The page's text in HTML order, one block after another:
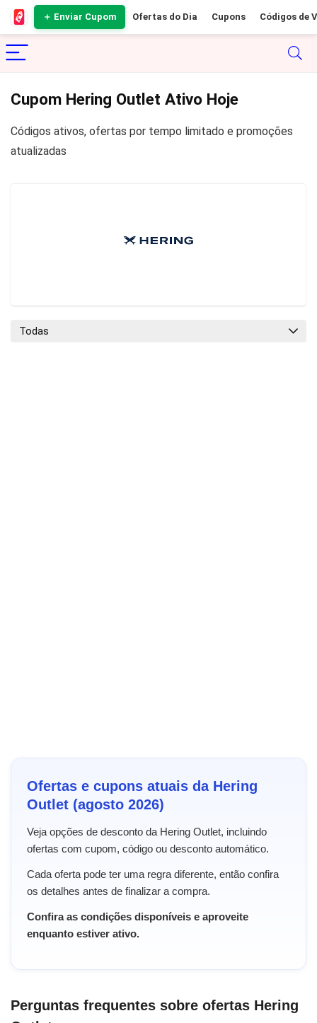
＋ Enviar Cupom Ofertas do Dia Cupons Códigos de
Cupom Hering Outlet Ativo Hoje
Códigos ativos, ofertas por tempo limitado e promoções
atualizadas
Todas
Ofertas e cupons atuais da Hering
Outlet (agosto 2026)
Veja opções de desconto da Hering Outlet, incluindo
ofertas com cupom, código ou desconto automático.
Cada oferta pode ter uma regra diferente, então confira
os detalhes antes de finalizar a compra.
Confira as condições disponíveis e aproveite
enquanto estiver ativo.
Perguntas frequentes sobre ofertas Hering